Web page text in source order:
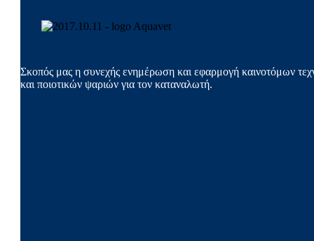
Σκοπός μας η συνεχής ενημέρωση και εφαρμογή καινοτόμων
και ποιοτικών ψαριών για τον καταναλωτή.